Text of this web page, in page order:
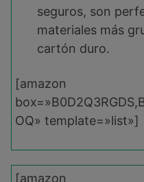
seguros, son
materiales más
cartón duro.
[amazon
OQ» template=»list»]
[amazon